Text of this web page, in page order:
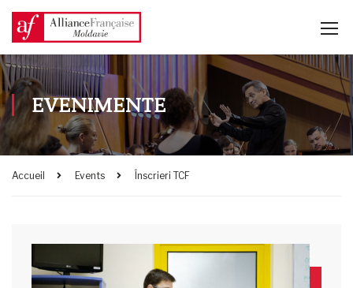
EVENIMENTE
Accueil Events Înscrieri TCF